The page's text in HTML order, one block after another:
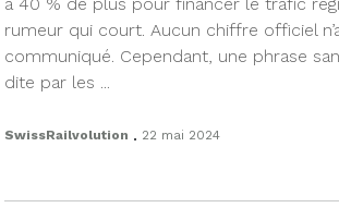
rumeur qui court. Aucun chiffre officiel
communiqué. Cependant, une phrase
dite par les ...
SwissRailvolution . 22 mai 2024